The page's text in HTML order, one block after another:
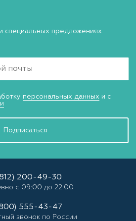
специальных предложениях
Подписаться
персональных данных и с
200-49-30
с 09:00 до 22:00
555-43-47
звонок по России